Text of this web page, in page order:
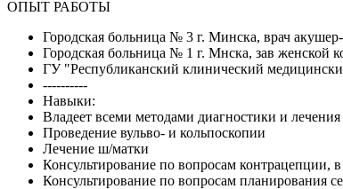
ОПЫТ РАБОТЫ
Городская больница № 3 г. Минска, врач
Городская больница № 1 г. Мнска, зав женской
ГУ "Республиканский клинический
----------
Навыки:
Владеет всеми методами диагностики и
Проведение вульво- и кольпоскопии
Лечение ш/матки
Консультирование по вопросам контрацепции,
Консультирование по вопросам планирования